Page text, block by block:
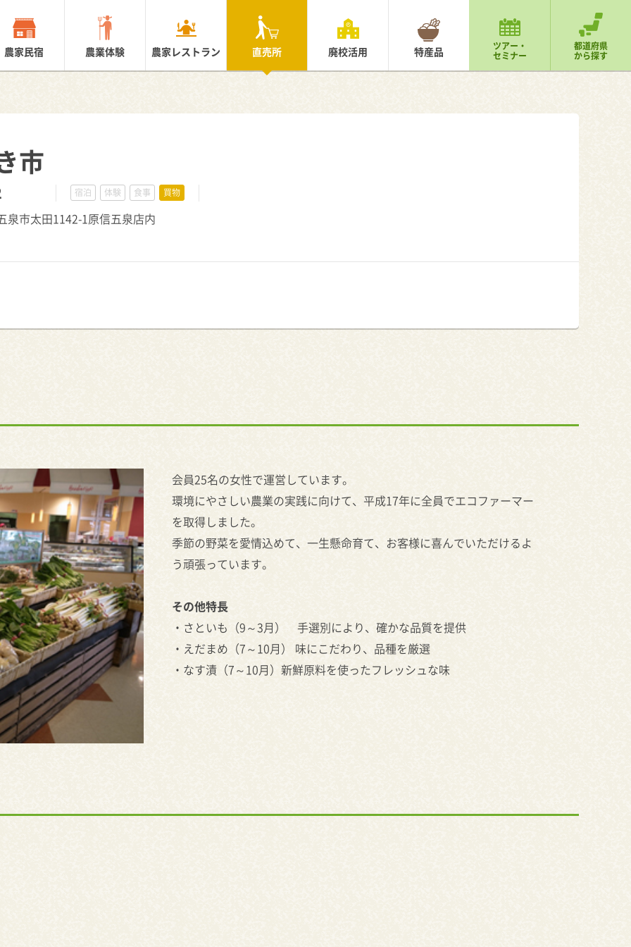
農家民宿 農業体験 農家レストラン 直売所 廃校活用 特産品 ツアー・
セミナー
都道府県
から探す
市
宿泊 体験 食事 買物
市太田1142-1原信五泉店内
会員25名の女性で運営しています。
環境にやさしい農業の実践に向けて、平成17年に全員でエコファーマー
を取得しました。
季節の野菜を愛情込めて、一生懸命育て、お客様に喜んでいただけるよ
う頑張っています。
その他特長
・さといも（9～3月） 手選別により、確かな品質を提供
・えだまめ（7～10月） 味にこだわり、品種を厳選
・なす漬（7～10月）新鮮原料を使ったフレッシュな味